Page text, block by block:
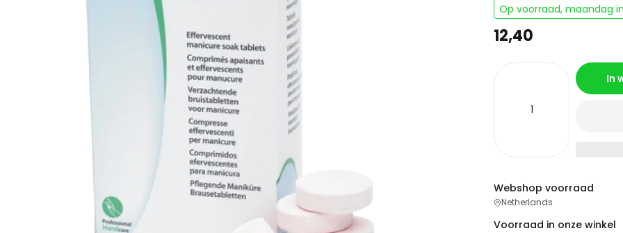
Op voorraad, maandag
12,40
In
Webshop voorraad
Netherlands
Voorraad in onze winkel